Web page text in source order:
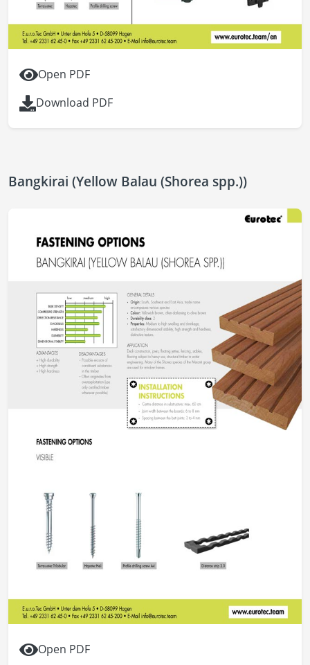
Open PDF
Download PDF
Bangkirai (Yellow Balau (Shorea spp.))
Open PDF